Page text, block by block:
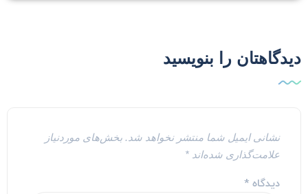
را بنویسید
نشانی ایمیل شما منتشر نخواهد شد. بخش‌های موردنیاز
علامت‌گذاری شده‌اند*
دیدگاه*